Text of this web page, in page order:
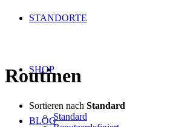
STANDORTE
SHOP
BLOG
Routinen
Sortieren nach Standard
Standard